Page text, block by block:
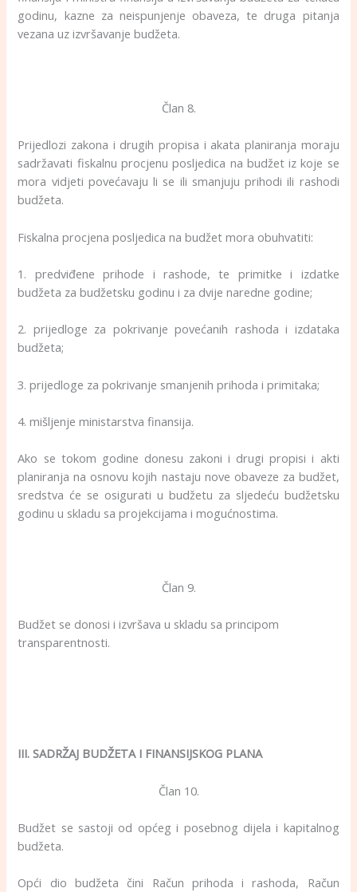
godinu, kazne za neispunjenje obaveza, te druga pitanja
vezana uz izvršavanje budžeta.
Član 8.
Prijedlozi zakona i drugih propisa i akata planiranja moraju
sadržavati fiskalnu procjenu posljedica na budžet iz koje se
mora vidjeti povećavaju li se ili smanjuju prihodi ili rashodi
budžeta.
Fiskalna procjena posljedica na budžet mora obuhvatiti:
1. predviđene prihode i rashode, te primitke i izdatke
budžeta za budžetsku godinu i za dvije naredne godine;
2. prijedloge za pokrivanje povećanih rashoda i izdataka
budžeta;
3. prijedloge za pokrivanje smanjenih prihoda i primitaka;
4. mišljenje ministarstva finansija.
Ako se tokom godine donesu zakoni i drugi propisi i akti
planiranja na osnovu kojih nastaju nove obaveze za budžet,
sredstva će se osigurati u budžetu za sljedeću budžetsku
godinu u skladu sa projekcijama i mogućnostima.
Član 9.
Budžet se donosi i izvršava u skladu sa principom
transparentnosti.
III. SADRŽAJ BUDŽETA I FINANSIJSKOG PLANA
Član 10.
Budžet se sastoji od općeg i posebnog dijela i kapitalnog
budžeta.
Opći dio budžeta čini Račun prihoda i rashoda, Račun